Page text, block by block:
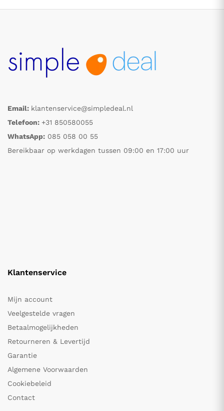
Email: klantenservice@simpledeal.nl
Telefoon: +31 850580055
WhatsApp: 085 058 00 55
Bereikbaar op werkdagen tussen 09:00 en 17:00 uur
Klantenservice
Mijn account
Veelgestelde vragen
Betaalmogelijkheden
Retourneren & Levertijd
Garantie
Algemene Voorwaarden
Cookiebeleid
Contact